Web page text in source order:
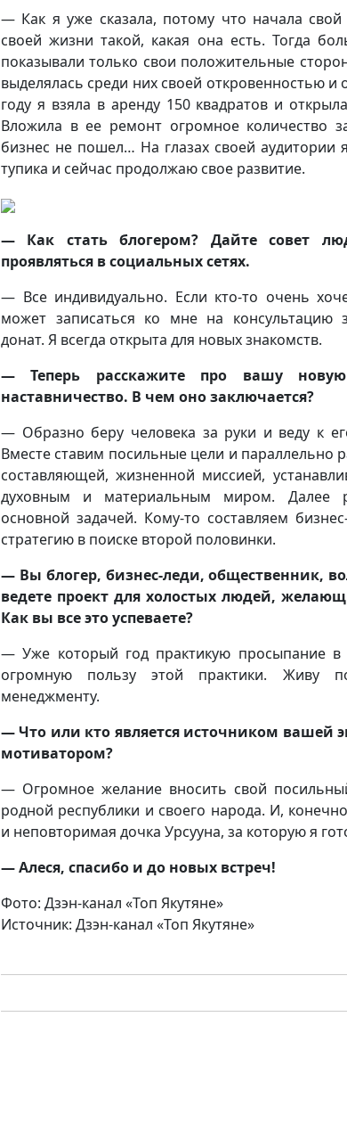
— Как я уже сказала, потому что начала свой
своей жизни такой, какая она есть. Тогда
показывали только свои положительные
выделялась среди них своей откровенностью и
году я взяла в аренду 150 квадратов и
Вложила в ее ремонт огромное количество
бизнес не пошел… На глазах своей аудитории
тупика и сейчас продолжаю свое развитие.
— Как стать блогером? Дайте совет
проявляться в социальных сетях.
— Все индивидуально. Если кто-то очень
может записаться ко мне на консультацию
донат. Я всегда открыта для новых знакомств.
— Теперь расскажите про вашу новую
наставничество. В чем оно заключается?
— Образно беру человека за руки и веду к
Вместе ставим посильные цели и параллельно
составляющей, жизненной миссией,
духовным и материальным миром. Далее
основной задачей. Кому-то составляем
стратегию в поиске второй половинки.
— Вы блогер, бизнес-леди, общественник,
ведете проект для холостых людей,
Как вы все это успеваете?
— Уже который год практикую просыпание
огромную пользу этой практики. Живу
менеджменту.
— Что или кто является источником вашей
мотиватором?
— Огромное желание вносить свой
родной республики и своего народа. И,
и неповторимая дочка Урсууна, за которую я
— Алеся, спасибо и до новых встреч!
Фото: Дзэн-канал «Топ Якутяне»
Источник: Дзэн-канал «Топ Якутяне»